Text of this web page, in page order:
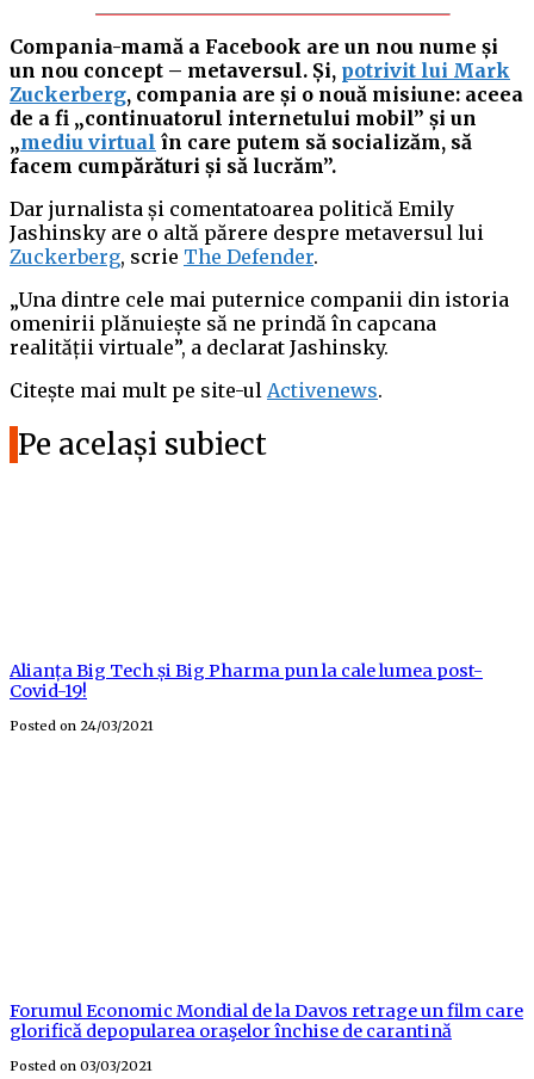
Compania-mamă a Facebook are un nou nume și
un nou concept – metaversul. Și, potrivit lui Mark
Zuckerberg, compania are și o nouă misiune: aceea
de a fi „continuatorul internetului mobil” și un
„mediu virtual în care putem să socializăm, să
facem cumpărături și să lucrăm”.
Dar jurnalista și comentatoarea politică Emily
Jashinsky are o altă părere despre metaversul lui
Zuckerberg, scrie The Defender.
„Una dintre cele mai puternice companii din istoria
omenirii plănuiește să ne prindă în capcana
realității virtuale”, a declarat Jashinsky.
Citește mai mult pe site-ul Activenews.
Pe același subiect
Alianța Big Tech și Big Pharma pun la cale lumea post-
Covid-19!
Posted on 24/03/2021
Forumul Economic Mondial de la Davos retrage un film care
glorifică depopularea oraşelor închise de carantină
Posted on 03/03/2021